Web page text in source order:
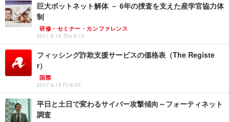
巨大ボットネット解体 － 6年の捜査を支えた産学官協力体
制
研修・セミナー・カンファレンス
2017.9.14 Thu 8:15
フィッシング詐欺支援サービスの価格表（The Registe
r）
国際
2017.9.15 Fri 8:30
平日と土日で変わるサイバー攻撃傾向～フォーティネット
調査